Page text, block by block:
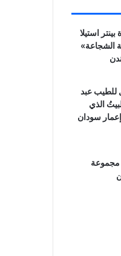
بينتر استيلا
الشجاعة»
للطيب عبد
الذي
سودان
مجموعة